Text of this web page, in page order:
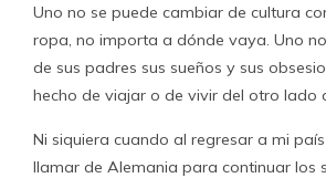
Uno no se puede cambiar de cultura
ropa, no importa a dónde vaya. Uno
de sus padres sus sueños y sus
hecho de viajar o de vivir del otro lado
Ni siquiera cuando al regresar a mi
llamar de Alemania para continuar los